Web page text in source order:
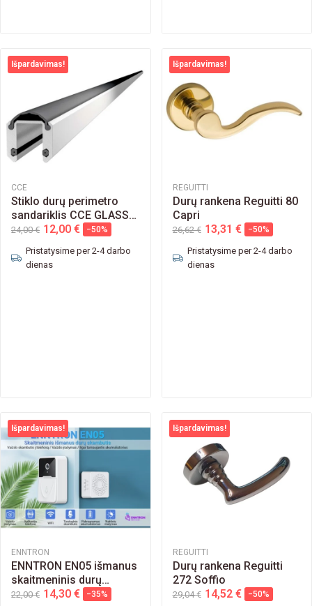
Išpardavimas!
CCE
Stiklo durų perimetro
sandariklis CCE GLASS
FRAME CE1021GFR
24,00 € 12,00 € −50%
Pristatysime per 2-4 darbo
dienas
Išpardavimas!
REGUITTI
Durų rankena Reguitti 80
Capri
26,62 € 13,31 € −50%
Pristatysime per 2-4 darbo
dienas
Išpardavimas!
ENNTRON
ENNTRON EN05 išmanus
skaitmeninis durų
skambutis
22,00 € 14,30 € −35%
Išpardavimas!
REGUITTI
Durų rankena Reguitti
272 Soffio
29,04 € 14,52 € −50%